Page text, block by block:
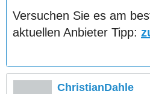
Versuchen Sie es am
aktuellen Anbieter Tipp:
ChristianDahle